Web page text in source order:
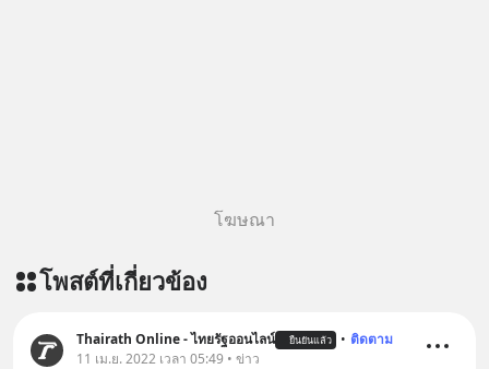
https://lin.ee/U91Fzyz
โฆษณา
โพสต์ที่เกี่ยวข้อง
Thairath Online - ไทยรัฐออนไลน์ ยืนยันแล้ว • ติดตาม
11 เม.ย. 2022 เวลา 05:49 • ข่าว